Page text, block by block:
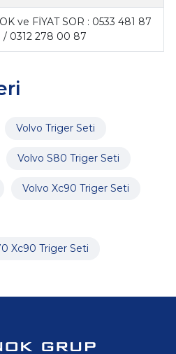
ve FİYAT SOR : 0533 481 87
/ 0312 278 00 87
Volvo Triger Seti
Volvo S80 Triger Seti
Volvo Xc90 Triger Seti
Xc90 Triger Seti